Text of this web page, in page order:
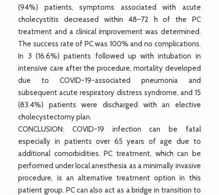
(94%) patients, symptoms associated with acute
cholecystitis decreased within 48–72 h of the PC
treatment and a clinical improvement was determined.
The success rate of PC was 100% and no complications.
In 3 (16.6%) patients followed up with intubation in
intensive care after the procedure, mortality developed
due to COVID-19-associated pneumonia and
subsequent acute respiratory distress syndrome, and 15
(83.4%) patients were discharged with an elective
cholecystectomy plan.
CONCLUSION: COVID-19 infection can be fatal
especially in patients over 65 years of age due to
additional comorbidities. PC treatment, which can be
performed under local anesthesia as a minimally invasive
procedure, is an alternative treatment option in this
patient group. PC can also act as a bridge in transition to